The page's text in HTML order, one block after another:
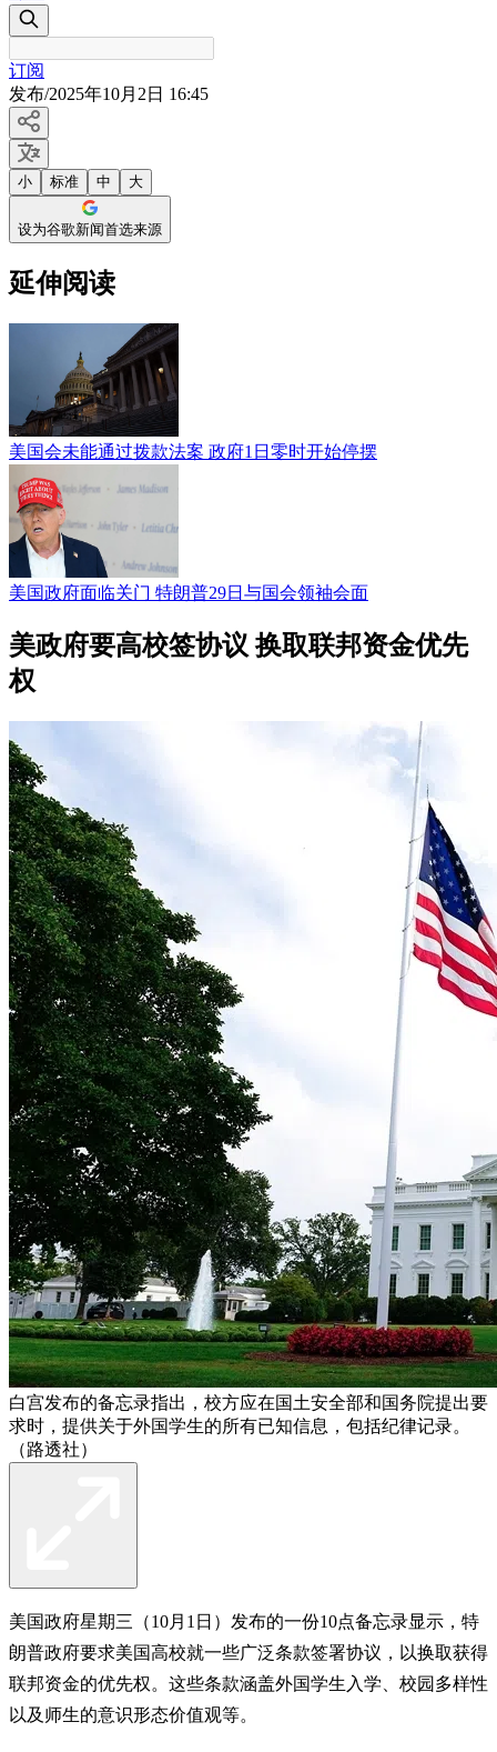
订阅
发布/2025年10月2日 16:45
小 标准 中 大
设为谷歌新闻首选来源
延伸阅读
美国会未能通过拨款法案 政府1日零时开始停摆
美国政府面临关门 特朗普29日与国会领袖会面
美政府要高校签协议 换取联邦资金优先
权
白宫发布的备忘录指出，校方应在国土安全部和国务院提出要
求时，提供关于外国学生的所有已知信息，包括纪律记录。
（路透社）
美国政府星期三（10月1日）发布的一份10点备忘录显示，特
朗普政府要求美国高校就一些广泛条款签署协议，以换取获得
联邦资金的优先权。这些条款涵盖外国学生入学、校园多样性
以及师生的意识形态价值观等。